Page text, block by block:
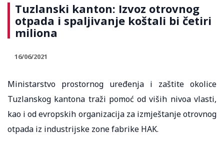
Tuzlanski kanton: Izvoz otrovnog
otpada i spaljivanje koštali bi četiri
miliona
16/06/2021
Ministarstvo prostornog uređenja i zaštite okolice
Tuzlanskog kantona traži pomoć od viših nivoa vlasti,
kao i od evropskih organizacija za izmještanje otrovnog
otpada iz industrijske zone fabrike HAK.